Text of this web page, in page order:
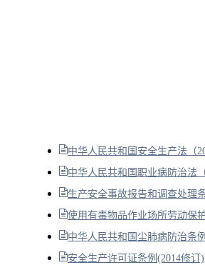
中华人民共和国安全生产法（
中华人民共和国职业病防治法（
生产安全事故报告和调查处理条
使用有毒物品作业场所劳动保护
中华人民共和国尘肺病防治条例
安全生产许可证条例(2014修订)